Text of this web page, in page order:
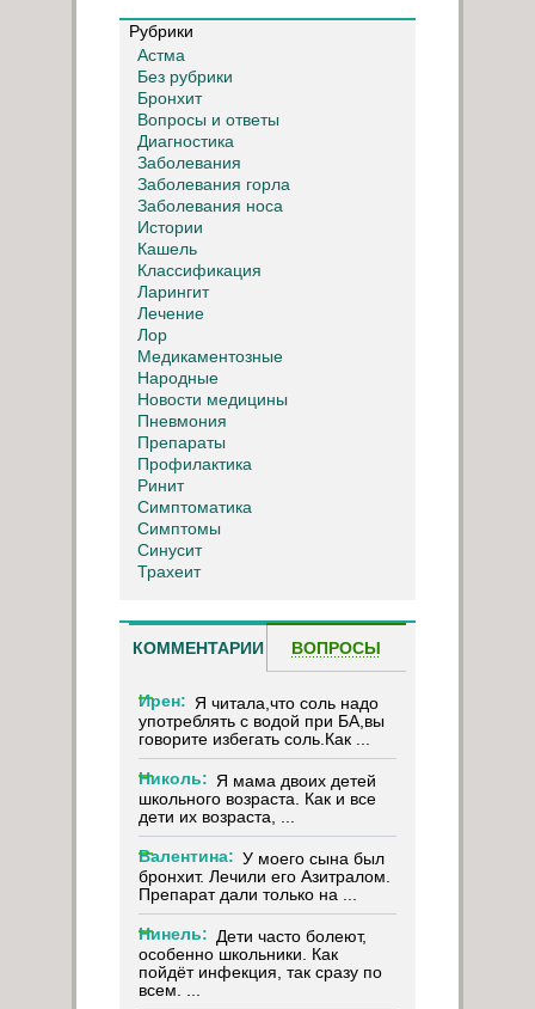
Рубрики
Астма
Без рубрики
Бронхит
Вопросы и ответы
Диагностика
Заболевания
Заболевания горла
Заболевания носа
Истории
Кашель
Классификация
Ларингит
Лечение
Лор
Медикаментозные
Народные
Новости медицины
Пневмония
Препараты
Профилактика
Ринит
Симптоматика
Симптомы
Синусит
Трахеит
КОММЕНТАРИИ ВОПРОСЫ
Ирен: Я читала,что соль надо
употреблять с водой при БА,вы
говорите избегать соль.Как ...
Николь: Я мама двоих детей
школьного возраста. Как и все
дети их возраста, ...
Валентина: У моего сына был
бронхит. Лечили его Азитралом.
Препарат дали только на ...
Нинель: Дети часто болеют,
особенно школьники. Как
пойдёт инфекция, так сразу по
всем. ...